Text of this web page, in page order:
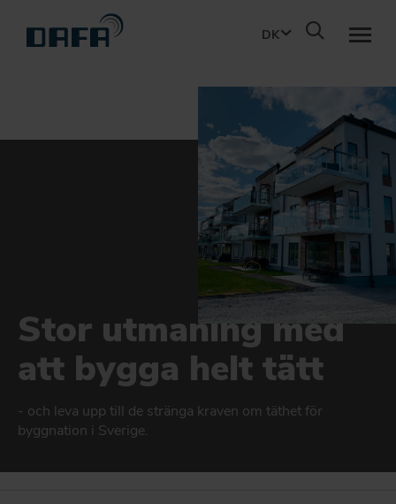
DK
Stor utmaning med
att bygga helt tätt
- och leva upp till de stränga kraven om täthet för
byggnation i Sverige.
DOWNLOAD